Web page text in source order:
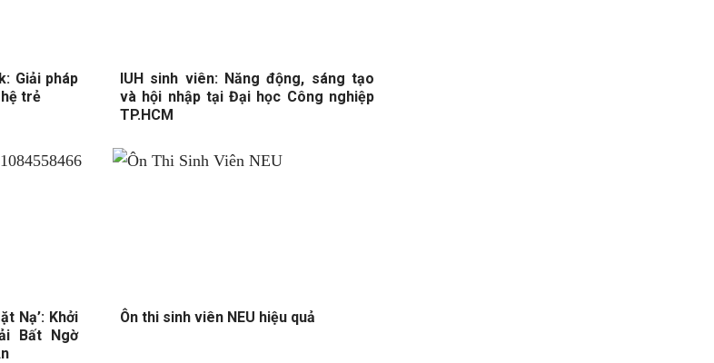
Giải pháp
trẻ
IUH sinh viên: Năng động, sáng tạo
và hội nhập tại Đại học Công nghiệp
TP.HCM
Nạ’: Khởi
Bất Ngờ
Ôn thi sinh viên NEU hiệu quả